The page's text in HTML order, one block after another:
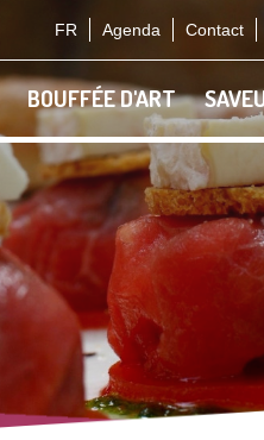
FR Agenda Contact
BOUFFÉE D'ART